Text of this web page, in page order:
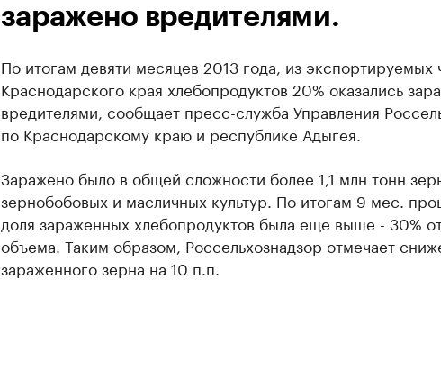
заражено вредителями.
По итогам девяти месяцев 2013 года, из экспортируемых
Краснодарского края хлебопродуктов 20% оказались
вредителями, сообщает пресс-служба Управления
по Краснодарскому краю и республике Адыгея.
Заражено было в общей сложности более 1,1 млн тонн
зернобобовых и масличных культур. По итогам 9 мес.
доля зараженных хлебопродуктов была еще выше - 30%
объема. Таким образом, Россельхознадзор отмечает
зараженного зерна на 10 п.п.